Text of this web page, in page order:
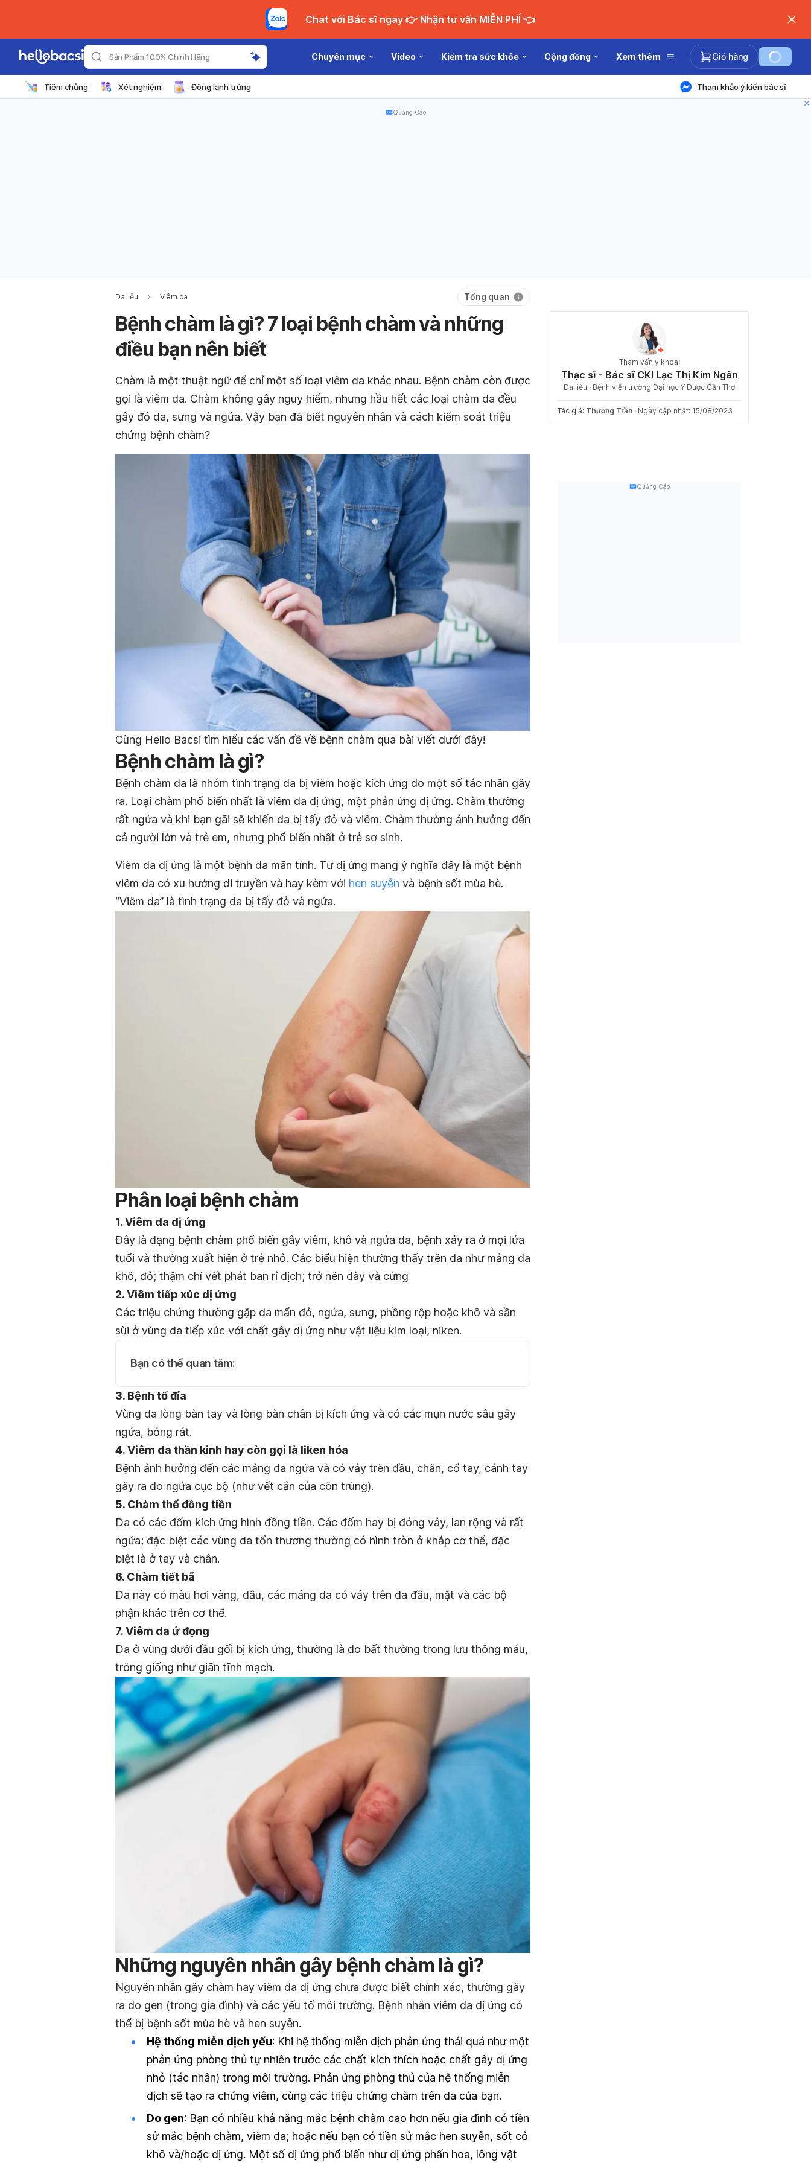
Chat với Bác sĩ ngay 👉 Nhận tư vấn MIỄN PHÍ 👈
Sản Phẩm 100% Chính Hãng Chuyên mục Video Kiểm tra sức khỏe Cộng đồng Xem thêm Giỏ hàng
Tiêm chủng Xét nghiệm Đông lạnh trứng Tham khảo ý kiến bác sĩ
Quảng Cáo
Da liễu Viêm da Tổng quan
Bệnh chàm là gì? 7 loại bệnh chàm và những
điều bạn nên biết
Chàm là một thuật ngữ để chỉ một số loại viêm da khác nhau. Bệnh chàm còn được
gọi là viêm da. Chàm không gây nguy hiểm, nhưng hầu hết các loại chàm da đều
gây đỏ da, sưng và ngứa. Vậy bạn đã biết nguyên nhân và cách kiểm soát triệu
chứng bệnh chàm?
Cùng Hello Bacsi tìm hiểu các vấn đề về bệnh chàm qua bài viết dưới đây!
Bệnh chàm là gì?
Bệnh chàm da là nhóm tình trạng da bị viêm hoặc kích ứng do một số tác nhân gây
ra. Loại chàm phổ biến nhất là viêm da dị ứng, một phản ứng dị ứng. Chàm thường
rất ngứa và khi bạn gãi sẽ khiến da bị tấy đỏ và viêm. Chàm thường ảnh hưởng đến
cả người lớn và trẻ em, nhưng phổ biến nhất ở trẻ sơ sinh.
Viêm da dị ứng là một bệnh da mãn tính. Từ dị ứng mang ý nghĩa đây là một bệnh
viêm da có xu hướng di truyền và hay kèm với hen suyễn và bệnh sốt mùa hè.
“Viêm da” là tình trạng da bị tấy đỏ và ngứa.
Phân loại bệnh chàm
1. Viêm da dị ứng
Đây là dạng bệnh chàm phổ biến gây viêm, khô và ngứa da, bệnh xảy ra ở mọi lứa
tuổi và thường xuất hiện ở trẻ nhỏ. Các biểu hiện thường thấy trên da như mảng da
khô, đỏ; thậm chí vết phát ban rỉ dịch; trở nên dày và cứng
2. Viêm tiếp xúc dị ứng
Các triệu chứng thường gặp da mẩn đỏ, ngứa, sưng, phồng rộp hoặc khô và sần
sùi ở vùng da tiếp xúc với chất gây dị ứng như vật liệu kim loại, niken.
Bạn có thể quan tâm:
3. Bệnh tổ đỉa
Vùng da lòng bàn tay và lòng bàn chân bị kích ứng và có các mụn nước sâu gây
ngứa, bỏng rát.
4. Viêm da thần kinh hay còn gọi là liken hóa
Bệnh ảnh hưởng đến các mảng da ngứa và có vảy trên đầu, chân, cổ tay, cánh tay
gây ra do ngứa cục bộ (như vết cắn của côn trùng).
5. Chàm thể đồng tiền
Da có các đốm kích ứng hình đồng tiền. Các đốm hay bị đóng vảy, lan rộng và rất
ngứa; đặc biệt các vùng da tổn thương thường có hình tròn ở khắp cơ thể, đặc
biệt là ở tay và chân.
6. Chàm tiết bã
Da này có màu hơi vàng, dầu, các mảng da có vảy trên da đầu, mặt và các bộ
phận khác trên cơ thể.
7. Viêm da ứ đọng
Da ở vùng dưới đầu gối bị kích ứng, thường là do bất thường trong lưu thông máu,
trông giống như giãn tĩnh mạch.
Những nguyên nhân gây bệnh chàm là gì?
Nguyên nhân gây chàm hay viêm da dị ứng chưa được biết chính xác, thường gây
ra do gen (trong gia đình) và các yếu tố môi trường. Bệnh nhân viêm da dị ứng có
thể bị bệnh sốt mùa hè và hen suyễn.
Hệ thống miễn dịch yếu: Khi hệ thống miễn dịch phản ứng thái quá như một
phản ứng phòng thủ tự nhiên trước các chất kích thích hoặc chất gây dị ứng
nhỏ (tác nhân) trong môi trường. Phản ứng phòng thủ của hệ thống miễn
dịch sẽ tạo ra chứng viêm, cùng các triệu chứng chàm trên da của bạn.
Do gen: Bạn có nhiều khả năng mắc bệnh chàm cao hơn nếu gia đình có tiền
sử mắc bệnh chàm, viêm da; hoặc nếu bạn có tiền sử mắc hen suyễn, sốt cỏ
khô và/hoặc dị ứng. Một số dị ứng phổ biến như dị ứng phấn hoa, lông vật
Tham vấn y khoa:
Thạc sĩ - Bác sĩ CKI Lạc Thị Kim Ngân
Da liễu · Bệnh viện trường Đại học Y Dược Cần Thơ
Tác giả: Thương Trần · Ngày cập nhật: 15/08/2023
Quảng Cáo